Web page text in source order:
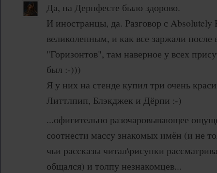
Да, на Дерпфесте было здорово.
И иностранцы, да. Разговор с
великолепным, и как все заржали
"Горизонтов", там наверное у всех
был :-)))
Я у них на стенде купил три очень
Литтлпип, Блэкджек и Дёрпи :-)
...офигительно разочаровывающее
соотнести массу знакомых имён (и не
чьи рассказы читал\рисунки
общался) и толпу незнакомцев...